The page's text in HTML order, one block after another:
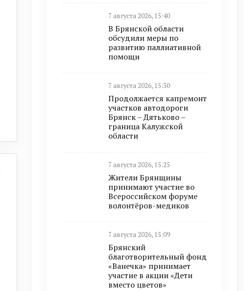
7 августа 2026, 15:40
В Брянской области
обсудили меры по
развитию паллиативной
помощи
7 августа 2026, 15:30
Продолжается капремонт
участков автодороги
Брянск – Дятьково –
граница Калужской
области
7 августа 2026, 15:25
Жители Брянщины
принимают участие во
Всероссийском форуме
волонтёров-медиков
7 августа 2026, 15:09
Брянский
благотворительный фонд
«Ванечка» принимает
участие в акции «Дети
вместо цветов»